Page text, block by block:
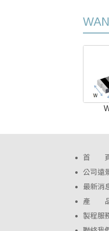
首
公司遠
最新消
產
製程服